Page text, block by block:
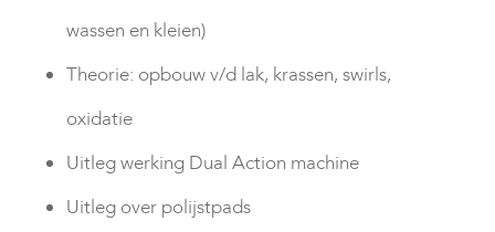
wassen en kleien)
Theorie: opbouw v/d lak, krassen, swirls,
oxidatie
Uitleg werking Dual Action machine
Uitleg over polijstpads